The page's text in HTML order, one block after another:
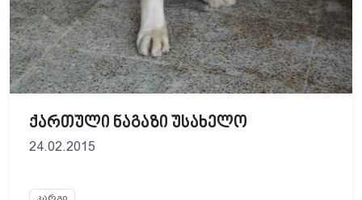
ქართული ნაგაზი უსახელო
24.02.2015
კარგი